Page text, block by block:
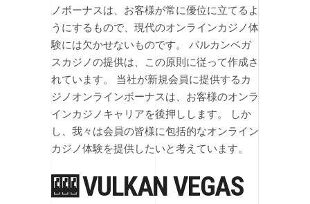
ノボーナスは、お客様が常に優位に立てるよ
うにするもので、現代のオンラインカジノ体
験には欠かせないものです。 バルカンベガ
スカジノの提供は、この原則に従って作成さ
れています。 当社が新規会員に提供するカ
ジノオンラインボーナスは、お客様のオンラ
インカジノキャリアを後押しします。 しか
し、我々は会員の皆様に包括的なオンライン
カジノ体験を提供したいと考えています。
🎰 VULKAN VEGAS